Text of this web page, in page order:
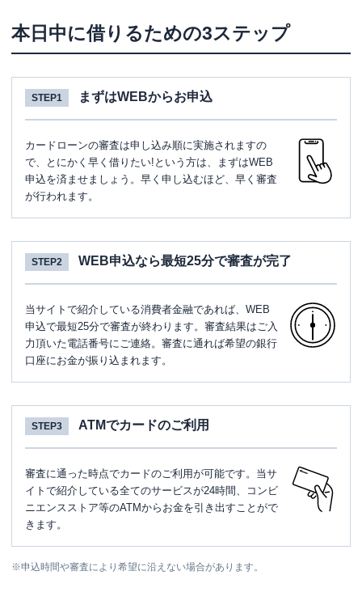
本日中に借りるための3ステップ
STEP1 まずはWEBからお申込
カードローンの審査は申し込み順に実施されますの
で、とにかく早く借りたい!という方は、まずはWEB
申込を済ませましょう。早く申し込むほど、早く審査
が行われます。
STEP2 WEB申込なら最短25分で審査が完了
当サイトで紹介している消費者金融であれば、WEB
申込で最短25分で審査が終わります。審査結果はご入
力頂いた電話番号にご連絡。審査に通れば希望の銀行
口座にお金が振り込まれます。
STEP3 ATMでカードのご利用
審査に通った時点でカードのご利用が可能です。当サ
イトで紹介している全てのサービスが24時間、コンビ
ニエンスストア等のATMからお金を引き出すことがで
きます。
※申込時間や審査により希望に沿えない場合があります。